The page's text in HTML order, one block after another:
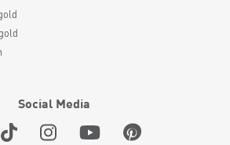
Social Media